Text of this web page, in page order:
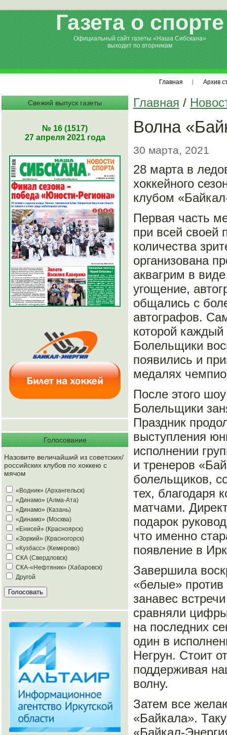
Газета о спорте
Официальный сайт газеты «Наша Сибскана»
выходит по вторникам
Главная Архив
Свежий выпуск газеты
№ 16 (1517)
27 апреля 2021 года
Голосование
Назовите величайший из советских/
российских клубов по хоккею с
мячом
«Водник» (Архангельск)
«Динамо» (Алма-Ата)
«Динамо» (Казань)
«Динамо» (Москва)
«Енисей» (Красноярск)
«Зоркий» (Красногорск)
«Кузбасс» (Кемерово)
СКА (Свердловск)
СКА-«Нефтяник» (Хабаровск)
Другой
Главная /
Волна
30 марта, 2021
28 марта в
хоккейного
клубом
Первая часть
при всей своей
количества
организована
аквагрим в
угощение,
общались с
автографов.
которой
Болельщики
появились и
медалях
После этого
Болельщики
Праздник
выступления
исполнении
и тренеров
болельщиков,
тех, благодаря
матчами.
подарок
что именно
появление в
Завершила
«белые»
занавес
сравняли
на последних
один в
Негрун. Стоит
поддерживая
волну.
Затем все
«Байкала».
«Байкал-